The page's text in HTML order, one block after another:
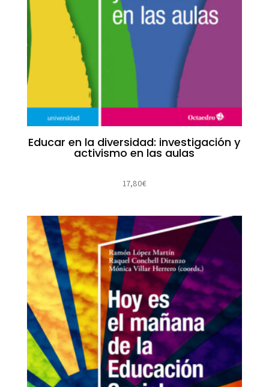
Educar en la diversidad: investigación y
activismo en las aulas
17,80€